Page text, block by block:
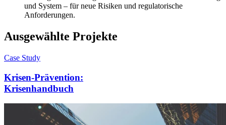
und System – für neue Risiken und regulatorische
Anforderungen.
Ausgewählte Projekte
Case Study
Krisen-Prävention:
Krisenhandbuch